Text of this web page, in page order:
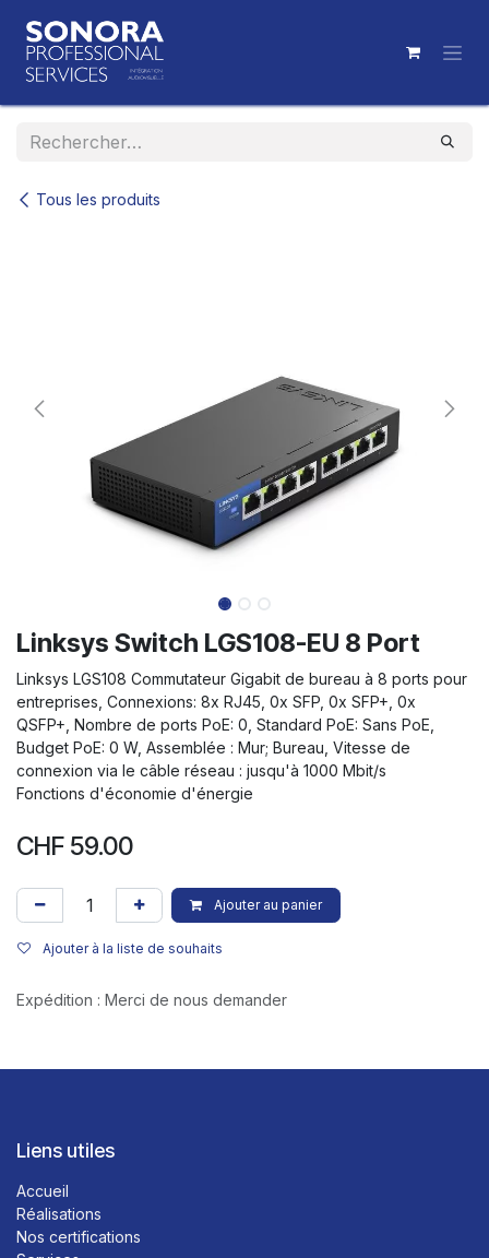
Tous les produits
Linksys Switch LGS108-EU 8 Port
Linksys LGS108 Commutateur Gigabit de bureau à 8 ports pour
entreprises, Connexions: 8x RJ45, 0x SFP, 0x SFP+, 0x
QSFP+, Nombre de ports PoE: 0, Standard PoE: Sans PoE,
Budget PoE: 0 W, Assemblée : Mur; Bureau, Vitesse de
connexion via le câble réseau : jusqu'à 1000 Mbit/s
Fonctions d'économie d'énergie
CHF 59.00
Ajouter au panier
Ajouter à la liste de souhaits
Expédition : Merci de nous demander
Liens utiles
Accueil
Réalisations
Nos certifications